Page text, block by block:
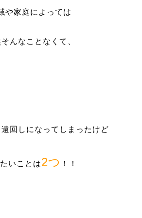
や家庭によっては
んなことなくて、
回しになってしまったけど
いことは2つ ！！